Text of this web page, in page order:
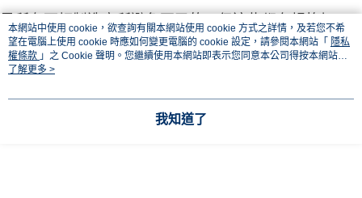
是所有面板製造商所避免不了的，但這些都有規格加以
規範，若於本頁面購買之商品出現了超出下列規範的狀
本網站中使用 cookie，欲查詢有關本網站使用 cookie 方式之詳情，及若您不希
望在電腦上使用 cookie 時應如何變更電腦的 cookie 設定，請參閱本網站「 隱私
權條款 」之 Cookie 聲明。您繼續使用本網站即表示您同意本公司得按本網站使
用條款之 Cookie 聲明使用 cookie。
了解更多 >
我知道了